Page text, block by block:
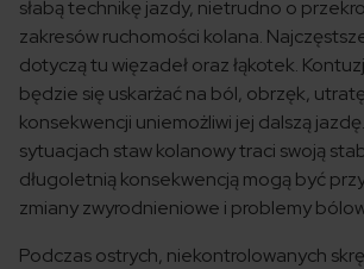
słabą technikę jazdy, nietrudno o
zakresów ruchomości kolana.
dotyczą tu więzadeł oraz łąkotek.
będzie się uskarżać na ból, obrzęk,
konsekwencji uniemożliwi jej dalszą
sytuacjach staw kolanowy traci swoją
długoletnią konsekwencją mogą być
zmiany zwyrodnieniowe i problemy
Podczas ostrych, niekontrolowanych